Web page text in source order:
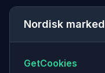
Nordisk marked
GetCookies